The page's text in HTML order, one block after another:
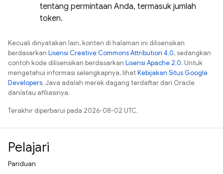
tentang permintaan Anda, termasuk jumlah
token.
Kecuali dinyatakan lain, konten di halaman ini dilisensikan
berdasarkan Lisensi Creative Commons Attribution 4.0, sedangkan
contoh kode dilisensikan berdasarkan Lisensi Apache 2.0. Untuk
mengetahui informasi selengkapnya, lihatKebijakan Situs Google
Developers. Java adalah merek dagang terdaftar dari Oracle
dan/atau afiliasinya.
Terakhir diperbarui pada 2026-08-02 UTC.
Pelajari
Panduan